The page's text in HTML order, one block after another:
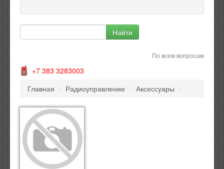
По всем вопросам
+7 383 3283003
Главная / Радиоуправление / Аксессуары /